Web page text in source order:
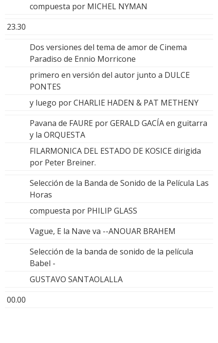
compuesta por MICHEL NYMAN
23.30
Dos versiones del tema de amor de Cinema
Paradiso de Ennio Morricone
primero en versión del autor junto a DULCE
PONTES
y luego por CHARLIE HADEN & PAT METHENY
Pavana de FAURE por GERALD GACÍA en guitarra
y la ORQUESTA
FILARMONICA DEL ESTADO DE KOSICE dirigida
por Peter Breiner.
Selección de la Banda de Sonido de la Película Las
Horas
compuesta por PHILIP GLASS
Vague, E la Nave va --ANOUAR BRAHEM
Selección de la banda de sonido de la película
Babel -
GUSTAVO SANTAOLALLA
00.00